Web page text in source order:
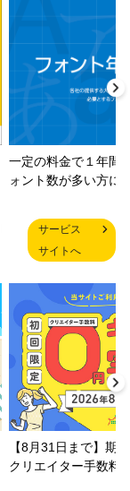
一定の料金で１年間
ォント数が多い方に
サービス
サイトへ
【8月31日まで】期
クリエイター手数料